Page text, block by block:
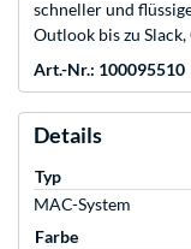
schneller und
Outlook bis zu
Art.-Nr.: 100095510
Details
Typ
MAC-System
Farbe